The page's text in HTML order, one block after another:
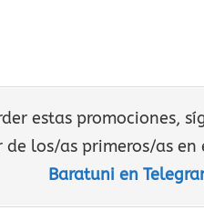
estas promociones,
de los/as primeros/as en
Baratuni en